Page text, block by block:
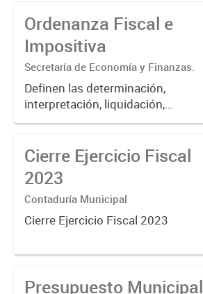
Ordenanza Fiscal e
Impositiva
Secretaría de Economía y Finanzas.
Definen las determinación,
interpretación, liquidación,
fiscalización, pago, exenciones,
intereses de las obligaciones
fiscales del Municipio de Luján.
Cierre Ejercicio Fiscal
2023
Contaduría Municipal
Cierre Ejercicio Fiscal 2023
Presupuesto Municipal